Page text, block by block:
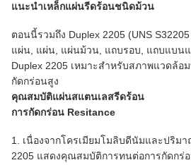
แนะนำเหล็กแผ่นรีดร้อนชนิดม้วน
ตอนนี้รวมถึง Duplex 2205 (UNS
แผ่น, แผ่น, แผ่นม้วน, แถบรอบ, แถบแบ
Duplex 2205 เหมาะสำหรับสภาพแวดล้อ
กัดกร่อนสูง
คุณสมบัติแผ่นสแตนเลสรีดร้อน
การกัดกร่อน Resitance
1. เนื่องจากโครเมียมโมลิบดีนัมและปริม
2205 แสดงคุณสมบัติการทนต่อการกัดกร่